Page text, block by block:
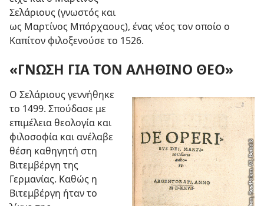
Σελάριους (γνωστός και
ως Μαρτίνος Μπόρχαους), ένας νέος τον οποίο ο
Καπίτον φιλοξενούσε το 1526.
«ΓΝΩΣΗ ΓΙΑ ΤΟΝ ΑΛΗΘΙΝΟ ΘΕΟ»
Ο Σελάριους γεννήθηκε
το 1499. Σπούδασε με
επιμέλεια θεολογία και
φιλοσοφία και ανέλαβε
θέση καθηγητή στη
Βιτεμβέργη της
Γερμανίας. Καθώς η
Βιτεμβέργη ήταν το